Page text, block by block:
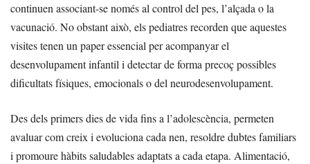
continuen associant-se només al control del pes, l’alçada o la
vacunació. No obstant això, els pediatres recorden que aquestes
visites tenen un paper essencial per acompanyar el
desenvolupament infantil i detectar de forma precoç possibles
dificultats físiques, emocionals o del neurodesenvolupament.
Des dels primers dies de vida fins a l’adolescència, permeten
avaluar com creix i evoluciona cada nen, resoldre dubtes familiars
i promoure hàbits saludables adaptats a cada etapa. Alimentació,